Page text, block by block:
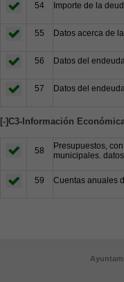
54 Importe de la
55 Datos acerca de
56 Datos del
57 Datos del
[-]C3-Información
58
Presupuestos,
municipales.
59 Cuentas anuales